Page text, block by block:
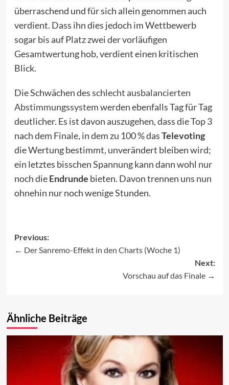
überraschend und für sich allein genommen auch
verdient. Dass ihn dies jedoch im Wettbewerb
sogar bis auf Platz zwei der vorläufigen
Gesamtwertung hob, verdient einen kritischen
Blick.
Die Schwächen desschlecht ausbalancierten
Abstimmungssystemwerden ebenfalls Tag für Tag
deutlicher. Es ist davon auszugehen, dass die Top 3
nach dem Finale, in dem zu 100 % dasTelevoting
die Wertung bestimmt, unverändert bleiben wird;
ein letztes bisschen Spannung kann dann wohl nur
noch dieEndrunde bieten. Davon trennen uns nun
ohnehin nur noch wenige Stunden.
Post
Previous:
Der Sanremo-Effekt in den Charts (Woche 1)
Next:
Vorschau auf das Finale
Ähnliche Beiträge